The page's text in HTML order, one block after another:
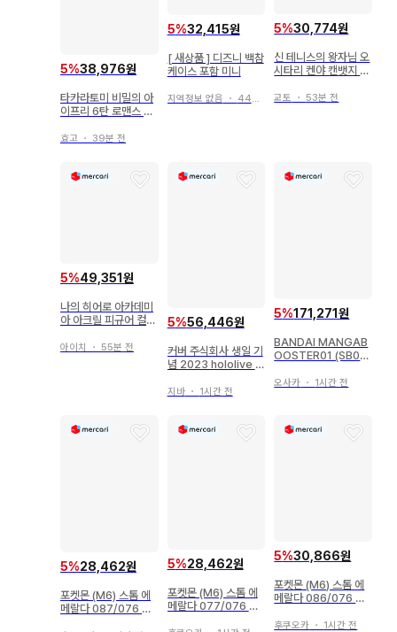
5%38,976원
타카라토미 비밀의 아
이프리 6탄 로맨스 루
6
효고 ・ 39분 전
5%32,415원
[ 새상품 ] 디즈니 백참
케이스 포함 미니
지역정보 없음 ・ 44분 전
5%30,774원
신 테니스의 왕자님 오
시타리 켄야 캔뱃지 8
교토 ・53분 전
5%49,351원
나의 히어로 아카데미
아 아크릴 피규어 컬렉
아이치 ・ 55분 전
5%56,446원
커버 주식회사 생일 기
념 2023 hololive 오
스트리
지바・ 1시간 전
5%171,271원
BANDAI MANGAB
OOSTER01 (SB01
행본 표지 19권](은색
오사카 ・ 1시간 전
5%28,462원
포켓몬 (M6) 스톰 에
메랄다 087/076 파
5%28,462원
포켓몬 (M6) 스톰 에
메랄다 077/076 아
5%30,866원
포켓몬 (M6) 스톰 에
메랄다 086/076 루
후쿠오카 ・ 1시간 전